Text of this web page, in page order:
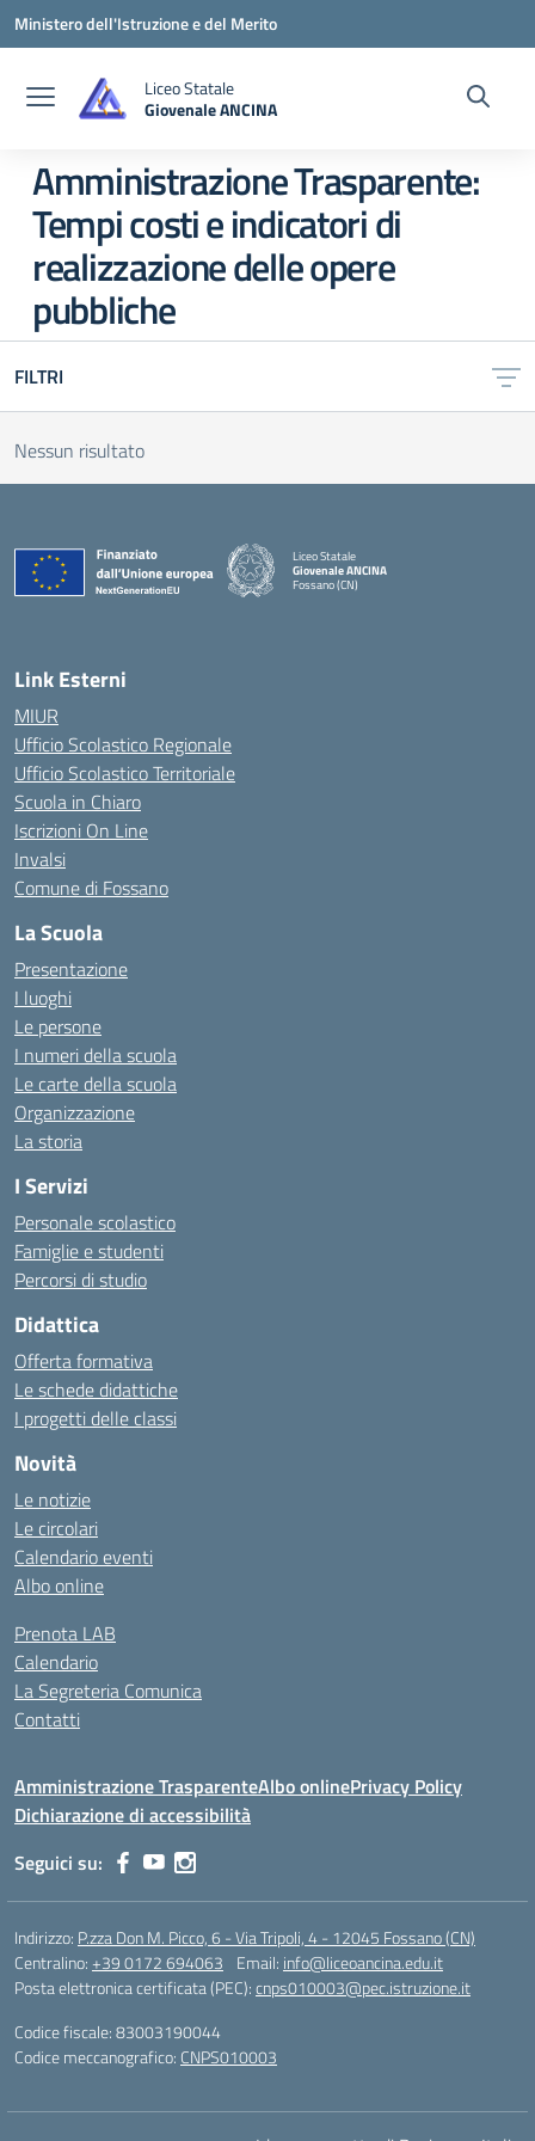
Vai ai contenuti
Vai al menu di navigazione
Vai al footer
Ministero dell'Istruzione e del Merito
Liceo Statale
Giovenale ANCINA
Amministrazione Trasparente:
Tempi costi e indicatori di
realizzazione delle opere
pubbliche
FILTRI
Nessun risultato
Liceo Statale
Giovenale ANCINA
Fossano (CN)
Link Esterni
MIUR
Ufficio Scolastico Regionale
Ufficio Scolastico Territoriale
Scuola in Chiaro
Iscrizioni On Line
Invalsi
Comune di Fossano
La Scuola
Presentazione
I luoghi
Le persone
I numeri della scuola
Le carte della scuola
Organizzazione
La storia
I Servizi
Personale scolastico
Famiglie e studenti
Percorsi di studio
Didattica
Offerta formativa
Le schede didattiche
I progetti delle classi
Novità
Le notizie
Le circolari
Calendario eventi
Albo online
Prenota LAB
Calendario
La Segreteria Comunica
Contatti
Amministrazione TrasparenteAlbo onlinePrivacy Policy
Dichiarazione di accessibilità
Seguici su:
Indirizzo: P.zza Don M. Picco, 6 - Via Tripoli, 4 - 12045 Fossano (CN)
Centralino:+39 0172 694063 Email: info@liceoancina.edu.it
Posta elettronica certificata (PEC):cnps010003@pec.istruzione.it
Codice fiscale: 83003190044
Codice meccanografico: CNPS010003